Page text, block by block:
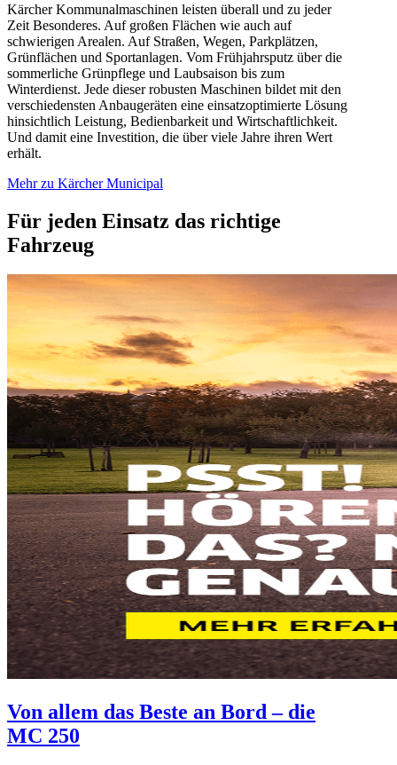
Kärcher Kommunalmaschinen leisten überall und zu jeder
Zeit Besonderes. Auf großen Flächen wie auch auf
schwierigen Arealen. Auf Straßen, Wegen, Parkplätzen,
Grünflächen und Sportanlagen. Vom Frühjahrsputz über die
sommerliche Grünpflege und Laubsaison bis zum
Winterdienst. Jede dieser robusten Maschinen bildet mit den
verschiedensten Anbaugeräten eine einsatzoptimierte Lösung
hinsichtlich Leistung, Bedienbarkeit und Wirtschaftlichkeit.
Und damit eine Investition, die über viele Jahre ihren Wert
erhält.
Mehr zu Kärcher Municipal
Für jeden Einsatz das richtige
Fahrzeug
Von allem das Beste an Bord – die
MC 250